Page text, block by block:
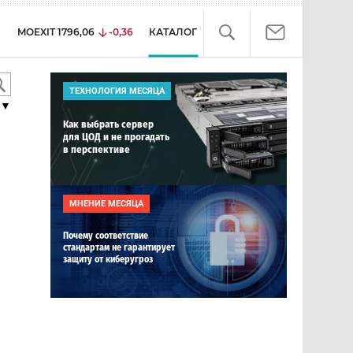
MOEXIT 1796,06 -0,36 КАТАЛОГ
▼
ТЕХНОЛОГИЯ МЕСЯЦА
Как выбрать сервер
для ЦОД и не прогадать
в перспективе
МНЕНИЕ МЕСЯЦА
Почему соответствие
стандартам не гарантирует
защиту от киберугроз